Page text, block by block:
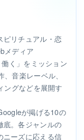
ピリチュアル・恋
メディア
く」をミッション
音楽レーベル、
ングなどを展開す
が掲げる10の
底。各ジャンルの
ニーズに応える信